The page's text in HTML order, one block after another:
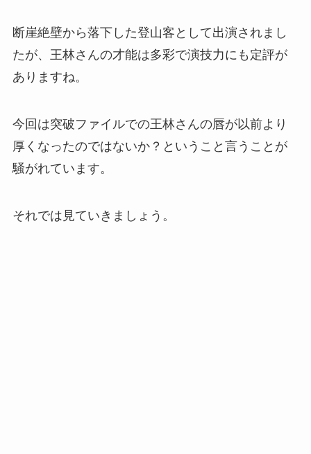
断崖絶壁から落下した登山客として出演されまし
たが、王林さんの才能は多彩で演技力にも定評が
ありますね。
今回は突破ファイルでの王林さんの唇が以前より
厚くなったのではないか？ということ言うことが
騒がれています。
それでは見ていきましょう。